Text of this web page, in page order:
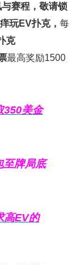
赛程， 敬请锁
玩EV扑克， 每
克
最高奖励1500
350美金
至牌局底
高EV的